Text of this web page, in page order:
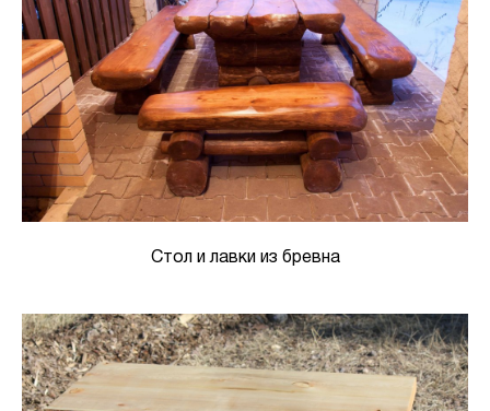
Стол и лавки из бревна